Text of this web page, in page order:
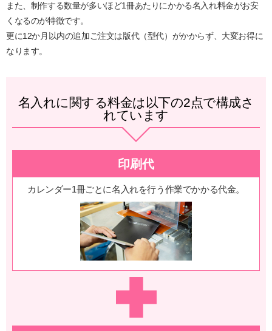
また、制作する数量が多いほど1冊あたりにかかる名入れ料金がお安
くなるのが特徴です。
更に12か月以内の追加ご注文は版代（型代）がかからず、大変お得に
なります。
名入れに関する料金は以下の2点で構成さ
れています
印刷代
カレンダー1冊ごとに名入れを行う作業でかかる代金。